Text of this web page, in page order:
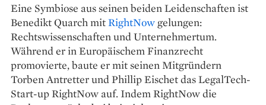
Eine Symbiose aus seinen beiden Leidenschaften ist
Benedikt Quarch mitRightNow gelungen:
Rechtswissenschaften und Unternehmertum.
Während er in Europäischem Finanzrecht
promovierte, baute er mit seinen Mitgründern
Torben Antretter und Phillip Eischet das LegalTech-
Start-up RightNow auf. Indem RightNow die